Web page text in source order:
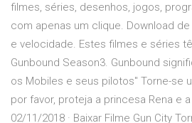
filmes, séries, desenhos, jogos,
com apenas um clique. Download
e velocidade. Estes filmes e séries
Gunbound Season3. Gunbound
os Mobiles e seus pilotos" Torne-se
por favor, proteja a princesa Rena e
02/11/2018 · Baixar Filme Gun City